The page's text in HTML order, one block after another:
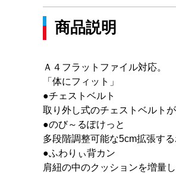
商品説明
Ａ４フラットファイル対応。
「体にフィット」
●チェストベルト
取り外し式のチェストベルト
●のび～るぽけっと
多段階調整可能な5cm拡張す
●ふわりぃ背カン
肩紐の中のクッションを増量